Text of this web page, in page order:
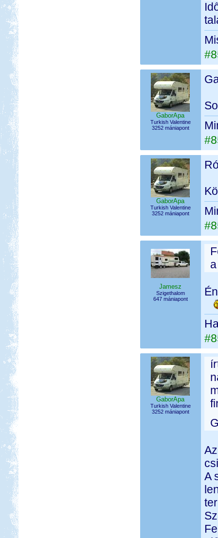
GaborApa
Turkish Valentine
3252 mániapont
GaborApa
Turkish Valentine
3252 mániapont
Jamesz
Szigethalom
647 mániapont
GaborApa
Turkish Valentine
3252 mániapont
A